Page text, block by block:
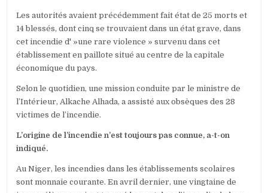
Les autorités avaient précédemment fait état de 25 morts et
14 blessés, dont cinq se trouvaient dans un état grave, dans
cet incendie d' »une rare violence » survenu dans cet
établissement en paillote situé au centre de la capitale
économique du pays.
Selon le quotidien, une mission conduite par le ministre de
l’Intérieur, Alkache Alhada, a assisté aux obsèques des 28
victimes de l’incendie.
L’origine de l’incendie n’est toujours pas connue, a-t-on
indiqué.
Au Niger, les incendies dans les établissements scolaires
sont monnaie courante. En avril dernier, une vingtaine de